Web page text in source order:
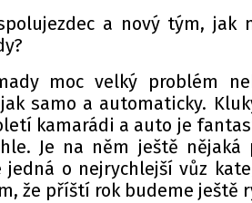
a nový tým, jak
moc velký problém
samo a automaticky.
kamarádi a auto je
Je na něm ještě nějaká
jedná o nejrychlejší vůz
že příští rok budeme ještě